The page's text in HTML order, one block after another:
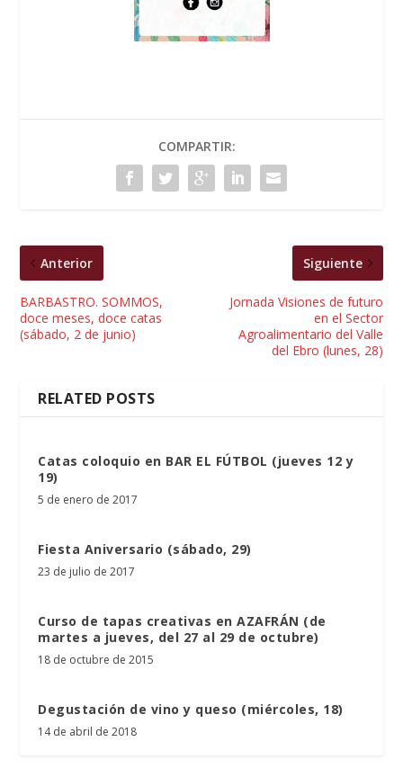
COMPARTIR:
Anterior
BARBASTRO. SOMMOS,
doce meses, doce catas
(sábado, 2 de junio)
Siguiente
Jornada Visiones de futuro
en el Sector
Agroalimentario del Valle
del Ebro (lunes, 28)
RELATED POSTS
Catas coloquio en BAR EL FÚTBOL (jueves 12 y
19)
5 de enero de 2017
Fiesta Aniversario (sábado, 29)
23 de julio de 2017
Curso de tapas creativas en AZAFRÁN (de
martes a jueves, del 27 al 29 de octubre)
18 de octubre de 2015
Degustación de vino y queso (miércoles, 18)
14 de abril de 2018